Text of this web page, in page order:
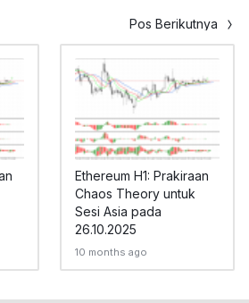
Pos Berikutnya
Ethereum H1: Prakiraan
Chaos Theory untuk
Sesi Asia pada
26.10.2025
10 months ago